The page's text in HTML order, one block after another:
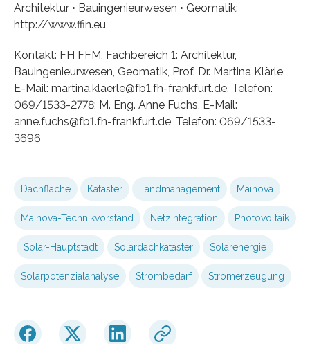
Architektur • Bauingenieurwesen • Geomatik:
http://www.ffin.eu
Kontakt: FH FFM, Fachbereich 1: Architektur,
Bauingenieurwesen, Geomatik, Prof. Dr. Martina Klärle,
E-Mail: martina.klaerle@fb1.fh-frankfurt.de, Telefon:
069/1533-2778; M. Eng. Anne Fuchs, E-Mail:
anne.fuchs@fb1.fh-frankfurt.de, Telefon: 069/1533-
3696
Dachfläche Kataster Landmanagement Mainova
Mainova-Technikvorstand Netzintegration Photovoltaik
Solar-Hauptstadt Solardachkataster Solarenergie
Solarpotenzialanalyse Strombedarf Stromerzeugung